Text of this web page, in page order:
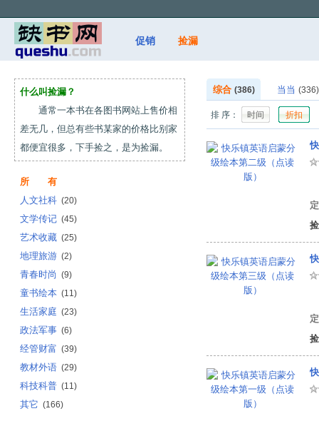
促销 捡漏
什么叫捡漏？
通常一本书在各图书网站上售价相
差无几，但总有些书某家的价格比别家
都便宜很多，下手捡之，是为捡漏。
所 有
人文社科 (20)
文学传记 (45)
艺术收藏 (25)
地理旅游 (2)
青春时尚 (9)
童书绘本 (11)
生活家庭 (23)
政法军事 (6)
经管财富 (39)
教材外语 (29)
科技科普 (11)
其它 (166)
综合 (386) 当当 (336)
排 序： 时间 折扣